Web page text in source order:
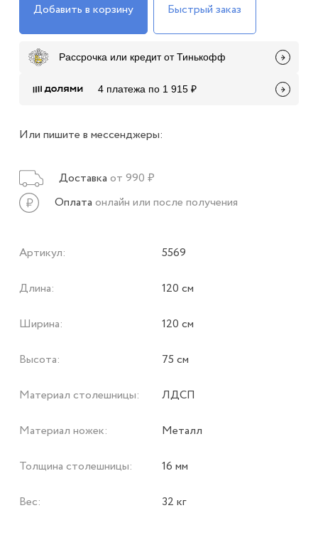
Добавить в корзину Быстрый заказ
Рассрочка или кредит от Тинькофф
4 платежа по 1 915 ₽
Или пишите в мессенджеры:
Доставка от 990 ₽
Оплата онлайн или после получения
Артикул: 5569
Длина: 120 см
Ширина: 120 см
Высота: 75 см
Материал столешницы: ЛДСП
Материал ножек: Металл
Толщина столешницы: 16 мм
Вес: 32 кг